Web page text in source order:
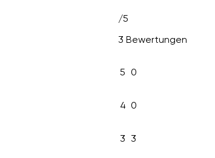
/5
3 Bewertungen
5 0
4 0
3 3